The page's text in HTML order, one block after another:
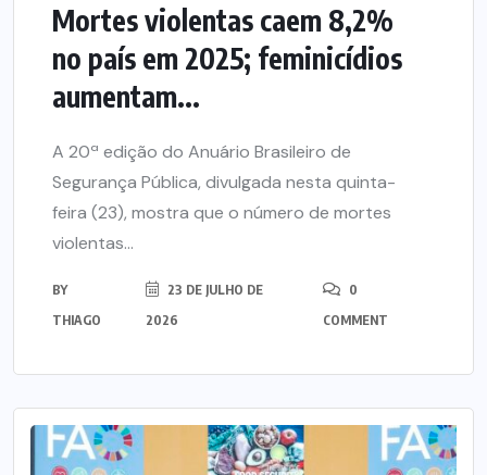
Mortes violentas caem 8,2%
no país em 2025; feminicídios
aumentam...
A 20ª edição do Anuário Brasileiro de
Segurança Pública, divulgada nesta quinta-
feira (23), mostra que o número de mortes
violentas...
BY
THIAGO
23 DE JULHO DE
2026
0
COMMENT